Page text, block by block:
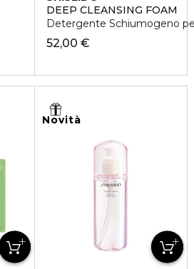
DEEP CLEANSING FOAM
Detergente Schiumogeno
52,00 €
Novità